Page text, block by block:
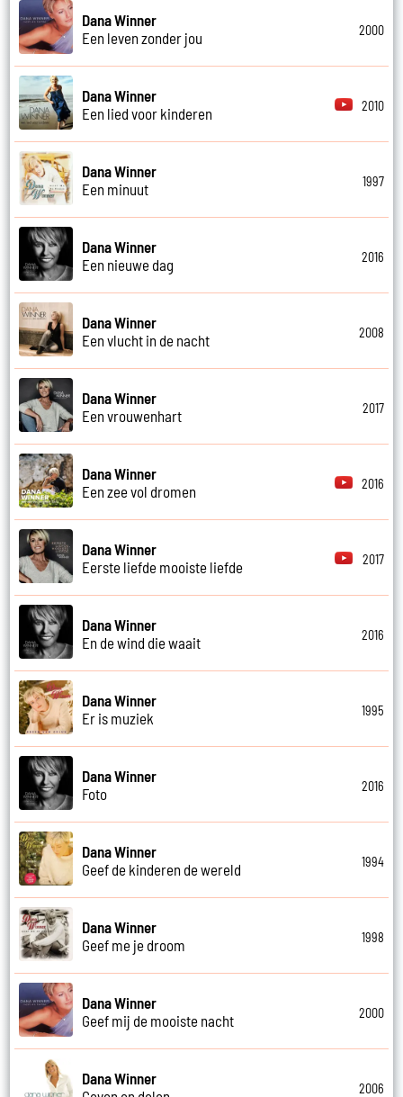
Dana Winner
Een leven zonder jou
2000
Dana Winner
Een lied voor kinderen
2010
Dana Winner
Een minuut
1997
Dana Winner
Een nieuwe dag
2016
Dana Winner
Een vlucht in de nacht
2008
Dana Winner
Een vrouwenhart
2017
Dana Winner
Een zee vol dromen
2016
Dana Winner
Eerste liefde mooiste liefde
2017
Dana Winner
En de wind die waait
2016
Dana Winner
Er is muziek
1995
Dana Winner
Foto
2016
Dana Winner
Geef de kinderen de wereld
1994
Dana Winner
Geef me je droom
1998
Dana Winner
Geef mij de mooiste nacht
2000
Dana Winner
2006